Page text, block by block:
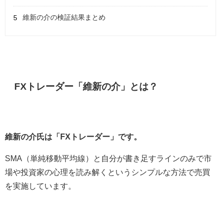
維新の介の検証結果まとめ
FXトレーダー「維新の介」とは？
維新の介氏は「FXトレーダー」です。
SMA（単純移動平均線）と自分が書き足すラインのみで市
場や投資家の心理を読み解くというシンプルな方法で売買
を実施しています。